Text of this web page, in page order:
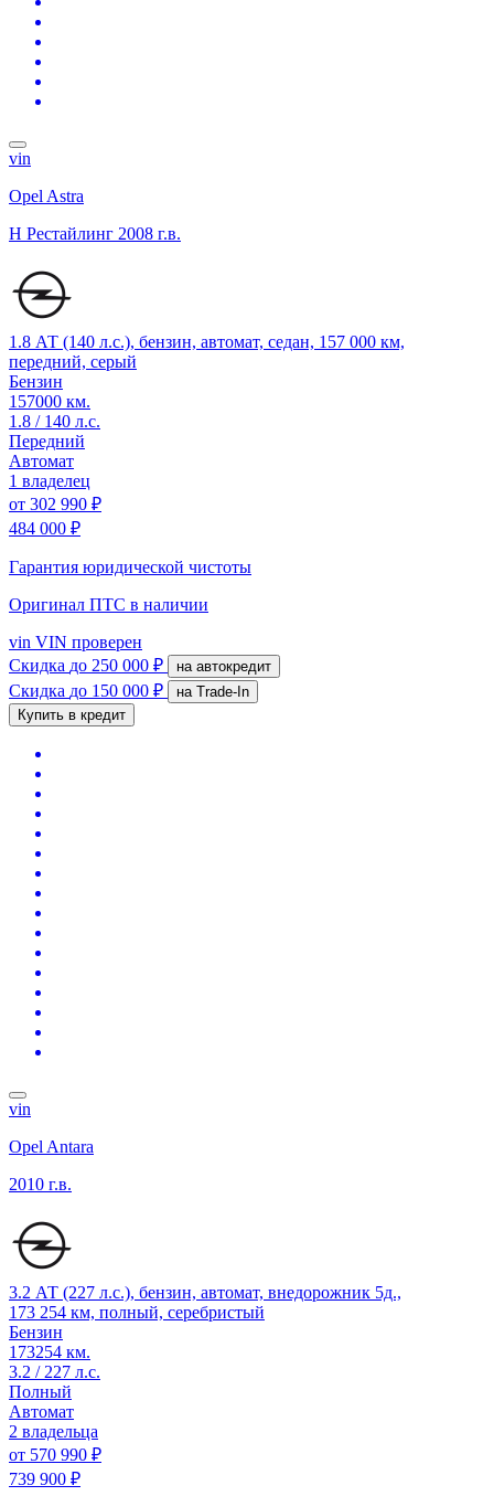
vin
Opel Astra
H Рестайлинг 2008 г.в.
1.8 АТ (140 л.с.), бензин, автомат, седан, 157 000 км,
передний, серый
Бензин
157000 км.
1.8 / 140 л.с.
Передний
Автомат
1 владелец
от 302 990 ₽
484 000 ₽
Гарантия юридической чистоты
Оригинал ПТС в наличии
vin VIN проверен
Скидка до 250 000 ₽ на автокредит
Скидка до 150 000 ₽
на Trade-In
Купить в кредит
vin
Opel Antara
2010 г.в.
3.2 АТ (227 л.с.), бензин, автомат, внедорожник 5д.,
173 254 км, полный, серебристый
Бензин
173254 км.
3.2 / 227 л.с.
Полный
Автомат
2 владельца
от 570 990 ₽
739 900 ₽